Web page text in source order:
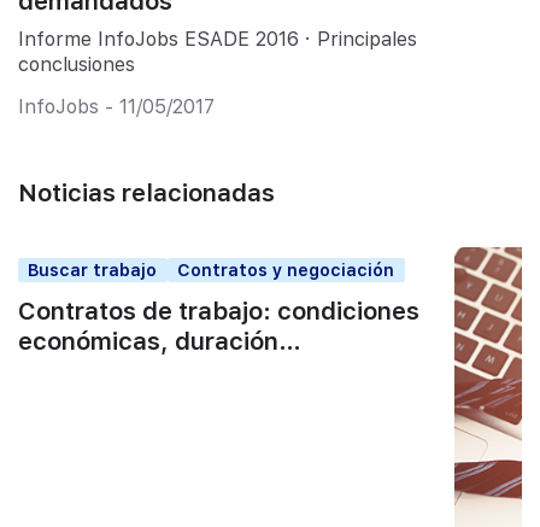
Informe InfoJobs ESADE 2016 · Principales
conclusiones
InfoJobs - 11/05/2017
Noticias relacionadas
Buscar trabajo Contratos y negociación
Contratos de trabajo: condiciones
económicas, duración…